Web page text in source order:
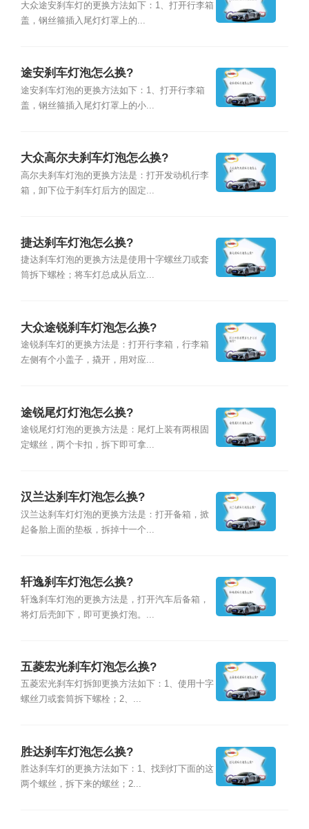
大众途安刹车灯的更换方法如下：1、打开行李箱
盖，钢丝箍插入尾灯灯罩上的...
途安刹车灯泡怎么换?
途安刹车灯泡的更换方法如下：1、打开行李箱
盖，钢丝箍插入尾灯灯罩上的小...
大众高尔夫刹车灯泡怎么换?
高尔夫刹车灯泡的更换方法是：打开发动机行李
箱，卸下位于刹车灯后方的固定...
捷达刹车灯泡怎么换?
捷达刹车灯泡的更换方法是使用十字螺丝刀或套
筒拆下螺栓；将车灯总成从后立...
大众途锐刹车灯泡怎么换?
途锐刹车灯的更换方法是：打开行李箱，行李箱
左侧有个小盖子，撬开，用对应...
途锐尾灯灯泡怎么换?
途锐尾灯灯泡的更换方法是：尾灯上装有两根固
定螺丝，两个卡扣，拆下即可拿...
汉兰达刹车灯泡怎么换?
汉兰达刹车灯灯泡的更换方法是：打开备箱，掀
起备胎上面的垫板，拆掉十一个...
轩逸刹车灯泡怎么换?
轩逸刹车灯泡的更换方法是，打开汽车后备箱，
将灯后壳卸下，即可更换灯泡。...
五菱宏光刹车灯泡怎么换?
五菱宏光刹车灯拆卸更换方法如下：1、使用十字
螺丝刀或套筒拆下螺栓；2、...
胜达刹车灯泡怎么换?
胜达刹车灯的更换方法如下：1、找到灯下面的这
两个螺丝，拆下来的螺丝；2...